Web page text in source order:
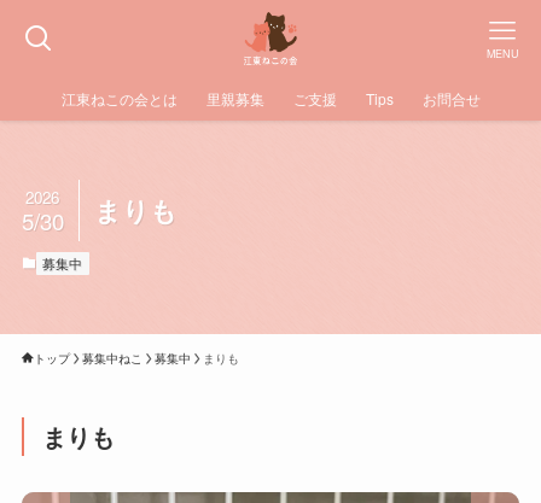
MENU
江東ねこの会とは 里親募集 ご支援 Tips お問合せ
まりも
2026
5/30
募集中
トップ 募集中ねこ 募集中 まりも
まりも